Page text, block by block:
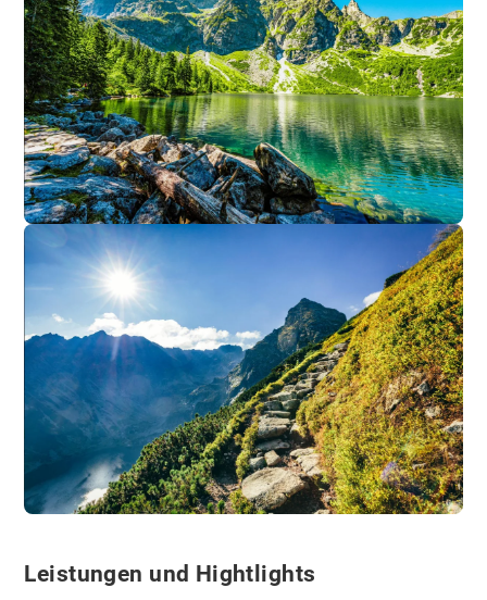
Leistungen und Hightlights